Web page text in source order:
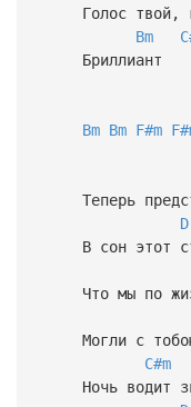
Голос твой,
Bm
Бриллиант
Bm Bm F#m
Теперь
D
В сон этот
Что мы по
D
Могли с тобою
C#m
Ночь водит